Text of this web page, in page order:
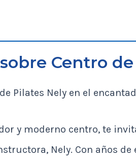
Centro
Pilates Nely en el
y moderno centro, te
Nely. Con años